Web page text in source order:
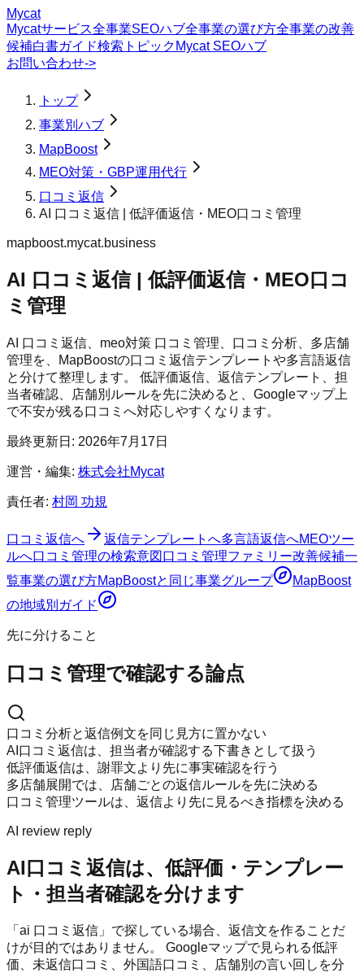
Mycat
Mycatサービス全事業SEOハブ全事業の選び方全事業の改善
候補白書ガイド検索トピック Mycat SEOハブ
お問い合わせ->
トップ
事業別ハブ
MapBoost
MEO対策・GBP運用代行
口コミ返信
AI 口コミ返信 | 低評価返信・MEO口コミ管理
mapboost.mycat.business
AI 口コミ返信 | 低評価返信・MEO口コ
ミ管理
AI 口コミ返信、meo対策 口コミ管理、口コミ分析、多店舗
管理を、MapBoostの口コミ返信テンプレートや多言語返信
と分けて整理します。 低評価返信、返信テンプレート、担
当者確認、店舗別ルールを先に決めると、Googleマップ上
で不安が残る口コミへ対応しやすくなります。
最終更新日: 2026年7月17日
運営・編集: 株式会社Mycat
責任者: 村岡 功規
口コミ返信へ 返信テンプレートへ多言語返信へMEOツー
ルへ口コミ管理の検索意図 口コミ管理ファミリー改善候補一
覧事業の選び方MapBoostと同じ事業グループ
MapBoost
の地域別ガイド
先に分けること
口コミ管理で確認する論点
口コミ分析と返信例文を同じ見方に置かない
AI口コミ返信は、担当者が確認する下書きとして扱う
低評価返信は、謝罪文より先に事実確認を行う
多店舗展開では、店舗ごとの返信ルールを先に決める
口コミ管理ツールは、返信より先に見るべき指標を決める
AI review reply
AI口コミ返信は、低評価・テンプレー
ト・担当者確認を分けます
「ai 口コミ返信」で探している場合、返信文を作ることだ
けが目的ではありません。 Googleマップで見られる低評
価、未返信口コミ、外国語口コミ、店舗別の言い回しを分